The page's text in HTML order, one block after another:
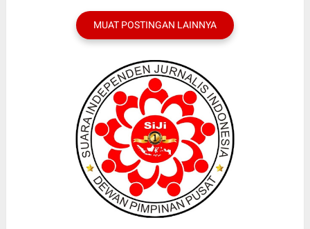
MUAT POSTINGAN LAINNYA